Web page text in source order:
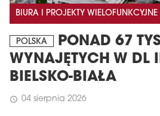
BIURA I PROJEKTY WIELOFUNKCYJNE
POLSKA
PONAD 67
WYNAJĘTYCH W DL
BIELSKO-BIAŁA
schedule 04 sierpnia 2026